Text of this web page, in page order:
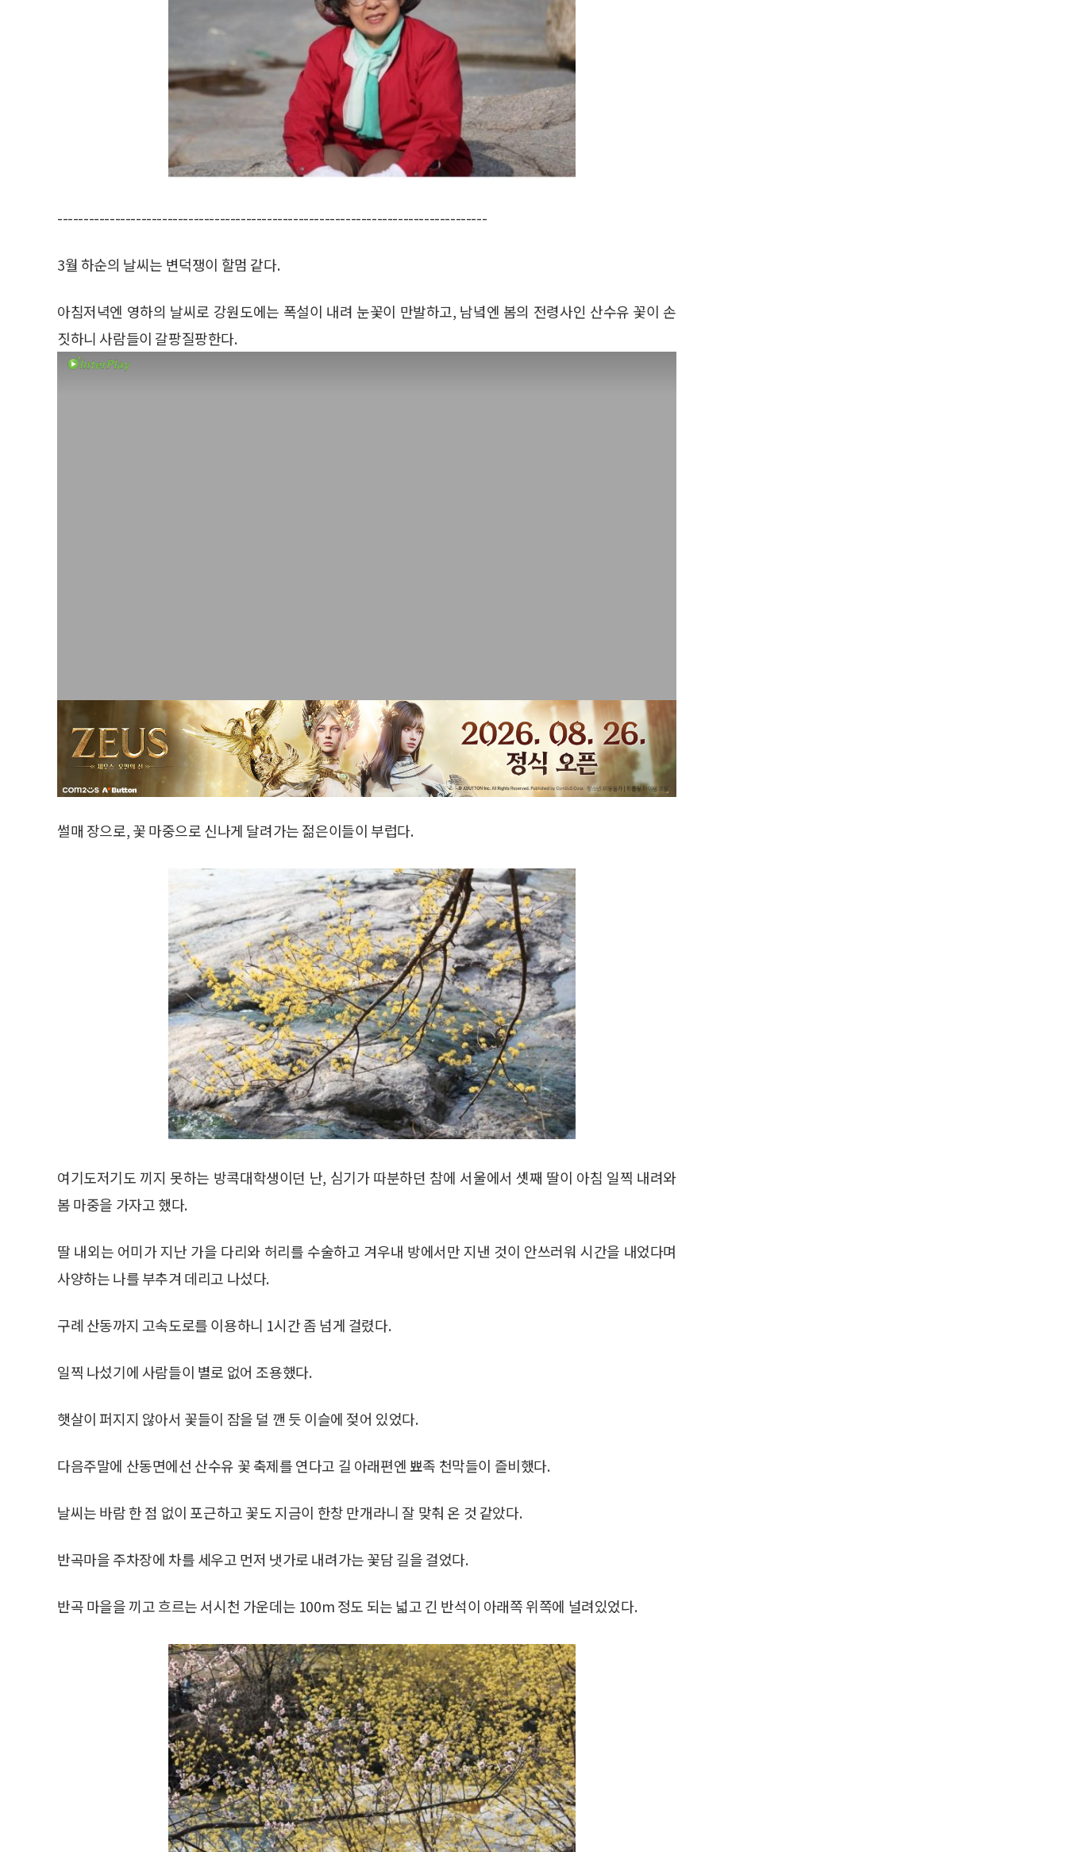
----------------------------------------------------------------------------------
3월 하순의 날씨는 변덕쟁이 할멈 같다.
아침저녁엔 영하의 날씨로 강원도에는 폭설이 내려 눈꽃이 만발하고, 남녘엔 봄의 전령사인 산수유 꽃이 손
짓하니 사람들이 갈팡질팡한다.
썰매 장으로, 꽃 마중으로 신나게 달려가는 젊은이들이 부럽다.
여기도저기도 끼지 못하는 방콕대학생이던 난, 심기가 따분하던 참에 서울에서 셋째 딸이 아침 일찍 내려와
봄 마중을 가자고 했다.
딸 내외는 어미가 지난 가을 다리와 허리를 수술하고 겨우내 방에서만 지낸 것이 안쓰러워 시간을 내었다며
사양하는 나를 부추겨 데리고 나섰다.
구례 산동까지 고속도로를 이용하니 1시간 좀 넘게 걸렸다.
일찍 나섰기에 사람들이 별로 없어 조용했다.
햇살이 퍼지지 않아서 꽃들이 잠을 덜 깬 듯 이슬에 젖어 있었다.
다음주말에 산동면에선 산수유 꽃 축제를 연다고 길 아래편엔 뾰족 천막들이 즐비했다.
날씨는 바람 한 점 없이 포근하고 꽃도 지금이 한창 만개라니 잘 맞춰 온 것 같았다.
반곡마을 주차장에 차를 세우고 먼저 냇가로 내려가는 꽃담 길을 걸었다.
반곡 마을을 끼고 흐르는 서시천 가운데는 100m 정도 되는 넓고 긴 반석이 아래쪽 위쪽에 널려있었다.